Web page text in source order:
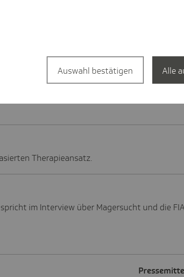
spielt.
Demenzversorgung.
Therapieansatz.
spricht im Interview über Magersucht und die
Auswahl bestätigen Alle